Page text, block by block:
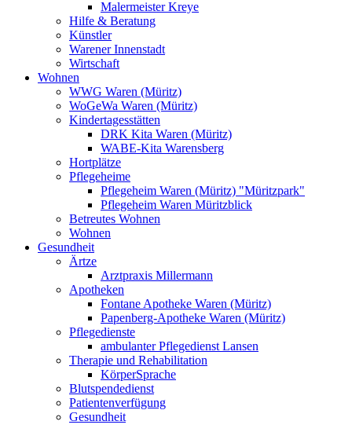
Malermeister Kreye
Hilfe & Beratung
Künstler
Warener Innenstadt
Wirtschaft
Wohnen
WWG Waren (Müritz)
WoGeWa Waren (Müritz)
Kindertagesstätten
DRK Kita Waren (Müritz)
WABE-Kita Warensberg
Hortplätze
Pflegeheime
Pflegeheim Waren (Müritz) "Müritzpark"
Pflegeheim Waren Müritzblick
Betreutes Wohnen
Wohnen
Gesundheit
Ärtze
Arztpraxis Millermann
Apotheken
Fontane Apotheke Waren (Müritz)
Papenberg-Apotheke Waren (Müritz)
Pflegedienste
ambulanter Pflegedienst Lansen
Therapie und Rehabilitation
KörperSprache
Blutspendedienst
Patientenverfügung
Gesundheit